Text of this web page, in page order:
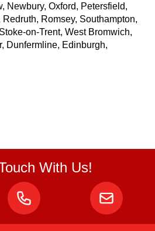
Newbury, Oxford, Petersfield,
Romsey, Southampton,
on-Trent, West Bromwich,
Dunfermline, Edinburgh,
With Us!